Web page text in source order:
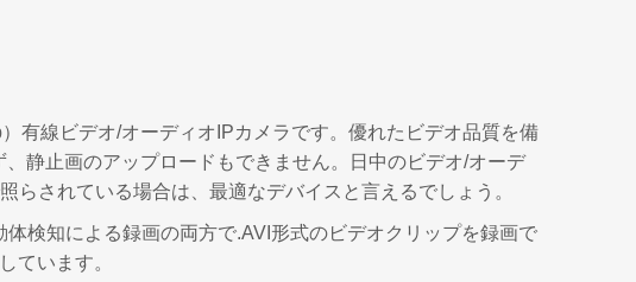
有線ビデオ/オーディオIPカメラです。優れたビデオ品質を備
静止画のアップロードもできません。日中のビデオ/オーデ
らされている場合は、最適なデバイスと言えるでしょう。
検知による録画の両方で.AVI形式のビデオクリップを録画で
ています。